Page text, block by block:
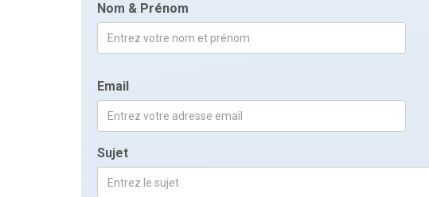
Nom & Prénom
Email
Sujet